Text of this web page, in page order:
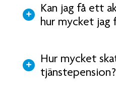
Kan jag få ett
hur mycket jag
Hur mycket
tjänstepension?